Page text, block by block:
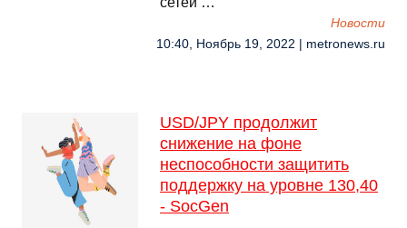
Новости
10:40, Ноябрь 19, 2022 | metronews.ru
USD/JPY продолжит
снижение на фоне
неспособности защитить
поддержку на уровне 130,40
- SocGen